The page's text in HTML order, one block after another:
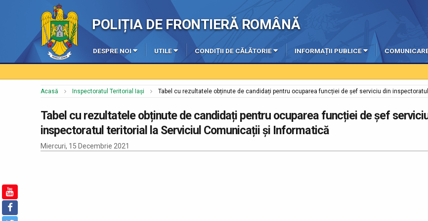
POLIȚIA DE FRONTIERĂ ROMÂNĂ
DESPRE NOI UTILE CONDIȚII DE CĂLĂTORIE INFORMAȚII PUBLICE
Acasă Inspectoratul Teritorial Iași Tabel cu rezultatele obținute de candidați pentru ocuparea funcției de șef serviciu din
Tabel cu rezultatele obținute de candidați pentru ocuparea funcției de șef
inspectoratul teritorial la Serviciul Comunicații și Informatică
Miercuri, 15 Decembrie 2021